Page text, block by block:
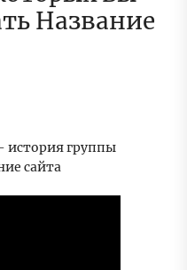
Название